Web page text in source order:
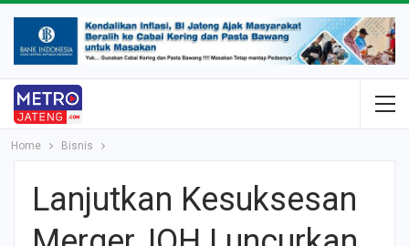
Home Bisnis
Lanjutkan Kesuksesan